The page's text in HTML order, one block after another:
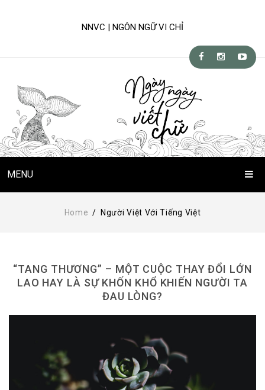
NNVC | NGÔN NGỮ VI CHỈ
MENU
Dùng từ đặt câu
Ngòi bút người xưa
Người Việt với tiếng Việt
Home / Người Việt Với Tiếng Việt
“TANG THƯƠNG” – MỘT CUỘC THAY ĐỔI LỚN
LAO HAY LÀ SỰ KHỐN KHỔ KHIẾN NGƯỜI TA
ĐAU LÒNG?